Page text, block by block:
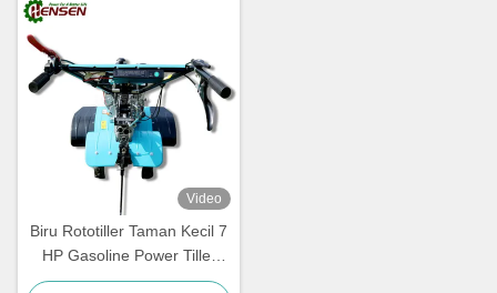
Video
Biru Rototiller Taman Kecil 7
HP Gasoline Power Tiller
Multipurpose